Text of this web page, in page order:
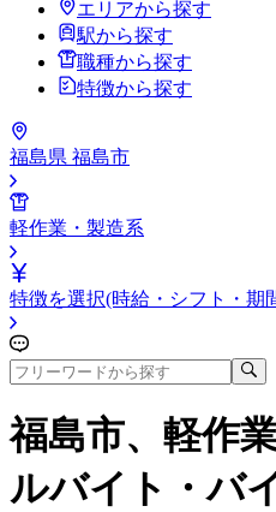
エリアから探す
駅から探す
職種から探す
特徴から探す
福島県 福島市
軽作業・製造系
特徴を選択(時給・シフト・期
福島市、軽作
ルバイト・バ